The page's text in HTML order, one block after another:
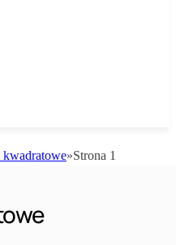
»Strona 1